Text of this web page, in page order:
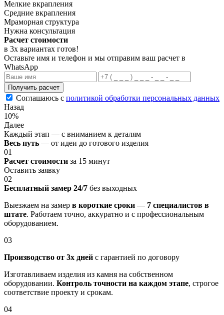
Мелкие вкрапления
Средние вкрапления
Мраморная структура
Нужна консультация
Расчет стоимости
в 3х вариантах готов!
Оставьте имя и телефон и мы отправим ваш расчет в
WhatsApp
Получить расчет
Соглашаюсь с политикой обработки персональных данных
Назад
10%
Далее
Каждый этап — с вниманием к деталям
Весь путь — от идеи до готового изделия
01
Расчет стоимости за 15 минут
Оставить заявку
02
Бесплатный замер 24/7 без выходных
Выезжаем на замер в короткие сроки — 7 специалистов в
штате. Работаем точно, аккуратно и с профессиональным
оборудованием.
03
Производство от 3х дней с гарантией по договору
Изготавливаем изделия из камня на собственном
оборудовании. Контроль точности на каждом этапе, строгое
соответствие проекту и срокам.
04